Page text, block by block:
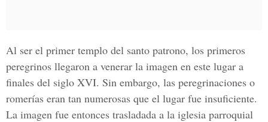
Al ser el primer templo del santo patrono, los primeros
peregrinos llegaron a venerar la imagen en este lugar a
finales del siglo XVI. Sin embargo, las peregrinaciones o
romerías eran tan numerosas que el lugar fue insuficiente.
La imagen fue entonces trasladada a la iglesia parroquial